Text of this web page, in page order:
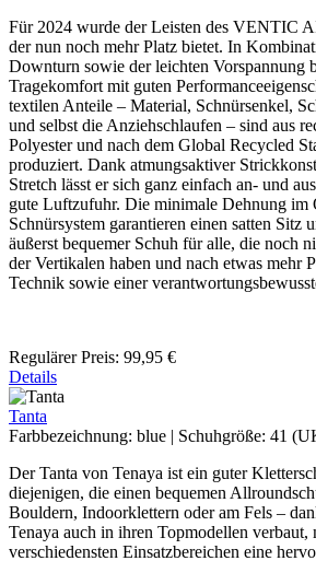
Für 2024 wurde der Leisten des VENTIC
der nun noch mehr Platz bietet. In
Downturn sowie der leichten Vorspannung
Tragekomfort mit guten
textilen Anteile – Material, Schnürsenkel,
und selbst die Anziehschlaufen – sind aus
Polyester und nach dem Global Recycled
produziert. Dank atmungsaktiver
Stretch lässt er sich ganz einfach an- und
gute Luftzufuhr. Die minimale Dehnung im
Schnürsystem garantieren einen satten Sitz
äußerst bequemer Schuh für alle, die noch
der Vertikalen haben und nach etwas mehr
Technik sowie einer
Regulärer Preis: 99,95 €
Details
Tanta
Farbbezeichnung: blue | Schuhgröße: 41
Der Tanta von Tenaya ist ein guter
diejenigen, die einen bequemen
Bouldern, Indoorklettern oder am Fels –
Tenaya auch in ihren Topmodellen verbaut,
verschiedensten Einsatzbereichen eine